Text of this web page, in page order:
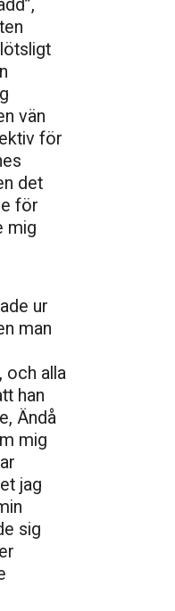
vän
för
det
för
mig
ur
man
och alla
han
Ändå
mig
jag
sig